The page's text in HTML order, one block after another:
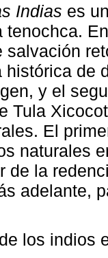
Indias es
tenochca.
salvación
histórica de
y el
Tula
El
naturales
de la
adelante,
los indios